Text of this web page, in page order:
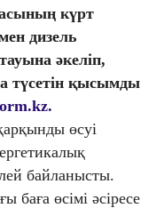
күрт
дизель
әкеліп,
түсетін қысымды
өсуі
байланысты.
баға өсімі әсіресе